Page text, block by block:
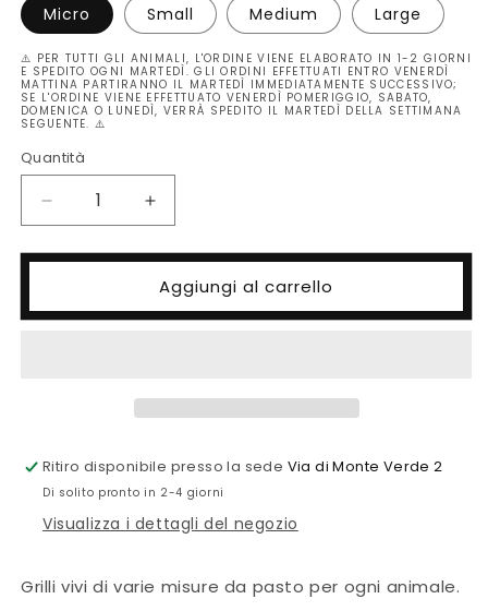
Micro Small Medium Large
⚠️ PER TUTTI GLI ANIMALI, L'ORDINE VIENE ELABORATO IN 1-2 GIORNI
E SPEDITO OGNI MARTEDÌ. GLI ORDINI EFFETTUATI ENTRO VENERDÌ
MATTINA PARTIRANNO IL MARTEDÌ IMMEDIATAMENTE SUCCESSIVO;
SE L'ORDINE VIENE EFFETTUATO VENERDÌ POMERIGGIO, SABATO,
DOMENICA O LUNEDÌ, VERRÀ SPEDITO IL MARTEDÌ DELLA SETTIMANA
SEGUENTE. ⚠️
Quantità
Quantità
Diminuisci
quantità
per
pasto
Aumenta
quantità
per
Grilli
pasto
Aggiungi al carrello
Ritiro disponibile presso la sede Via di Monte Verde 2
Di solito pronto in 2-4 giorni
Visualizza i dettagli del negozio
Grilli vivi di varie misure da pasto per ogni animale.